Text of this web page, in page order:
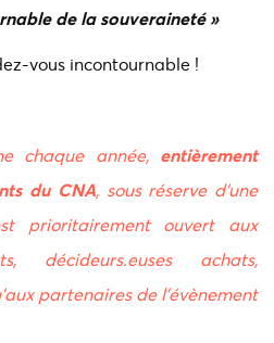
de la souveraineté »
vous incontournable !
chaque année, entièrement
du CNA, sous réserve d’une
prioritairement ouvert aux
décideurs.euses achats,
partenaires de l’évènement